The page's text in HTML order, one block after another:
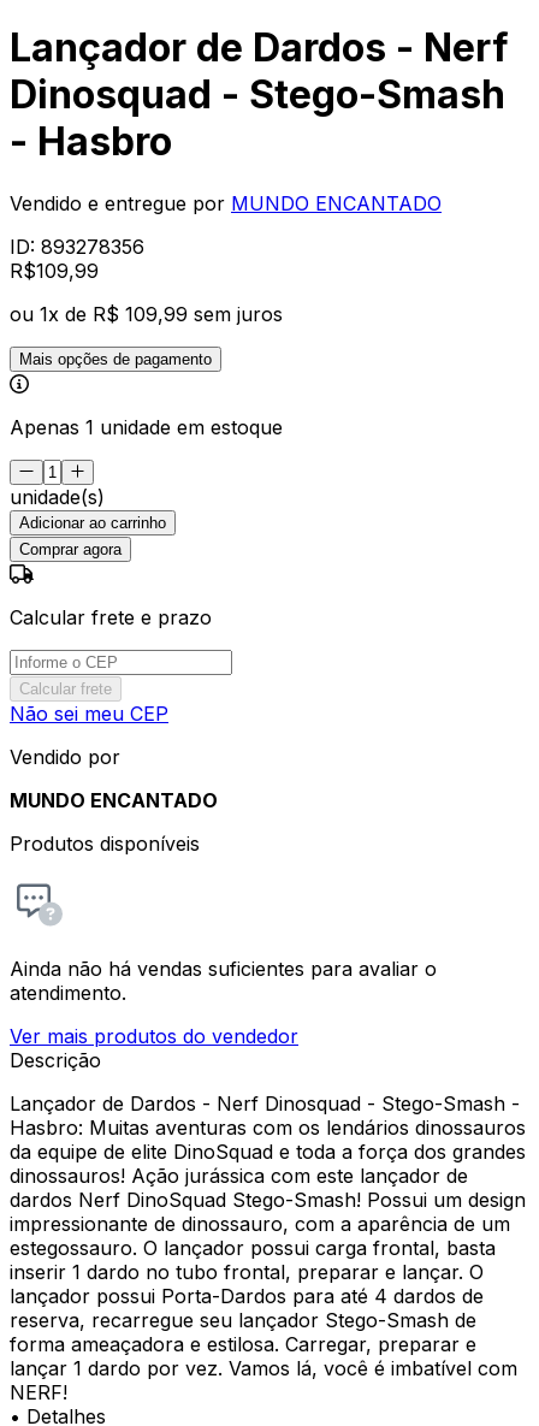
Lançador de Dardos - Nerf
Dinosquad - Stego-Smash
- Hasbro
Vendido e entregue por MUNDO ENCANTADO
ID: 893278356
R$109,99
ou 1x de R$ 109,99 sem juros
Mais opções de pagamento
Apenas 1 unidade em estoque
unidade(s)
Adicionar ao carrinho
Comprar agora
Calcular frete e prazo
Calcular frete
Não sei meu CEP
Vendido por
MUNDO ENCANTADO
Produtos disponíveis
Ainda não há vendas suficientes para avaliar o
atendimento.
Ver mais produtos do vendedor
Descrição
Lançador de Dardos - Nerf Dinosquad - Stego-Smash -
Hasbro: Muitas aventuras com os lendários dinossauros
da equipe de elite DinoSquad e toda a força dos grandes
dinossauros! Ação jurássica com este lançador de
dardos Nerf DinoSquad Stego-Smash! Possui um design
impressionante de dinossauro, com a aparência de um
estegossauro. O lançador possui carga frontal, basta
inserir 1 dardo no tubo frontal, preparar e lançar. O
lançador possui Porta-Dardos para até 4 dardos de
reserva, recarregue seu lançador Stego-Smash de
forma ameaçadora e estilosa. Carregar, preparar e
lançar 1 dardo por vez. Vamos lá, você é imbatível com
NERF!
• Detalhes